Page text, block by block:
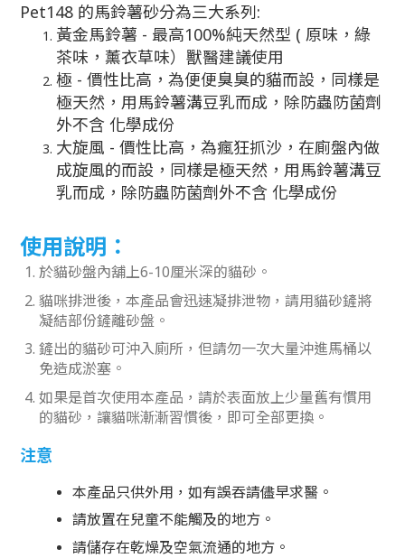
Pet148 的馬鈴薯砂分為三大系列:
黃金馬鈴薯 - 最高100%純天然型 ( 原味，綠
茶味，薰衣草味）獸醫建議使用
極 - 價性比高，為便便臭臭的貓而設，同樣是
極天然，用馬鈴薯溝豆乳而成，除防蟲防菌劑
外不含 化學成份
大旋風 - 價性比高，為瘋狂抓沙，在廁盤內做
成旋風的而設，同樣是極天然，用馬鈴薯溝豆
乳而成，除防蟲防菌劑外不含 化學成份
使用說明：
於貓砂盤內舖上6-10厘米深的貓砂。
貓咪排泄後，本產品會迅速凝排泄物，請用貓砂鏟將
凝結部份鏟離砂盤。
鏟出的貓砂可沖入廁所，但請勿一次大量沖進馬桶以
免造成淤塞。
如果是首次使用本產品，請於表面放上少量舊有慣用
的貓砂，讓貓咪漸漸習慣後，即可全部更換。
注意
本產品只供外用，如有誤吞請儘早求醫。
請放置在兒童不能觸及的地方。
請儲存在乾燥及空氣流通的地方。